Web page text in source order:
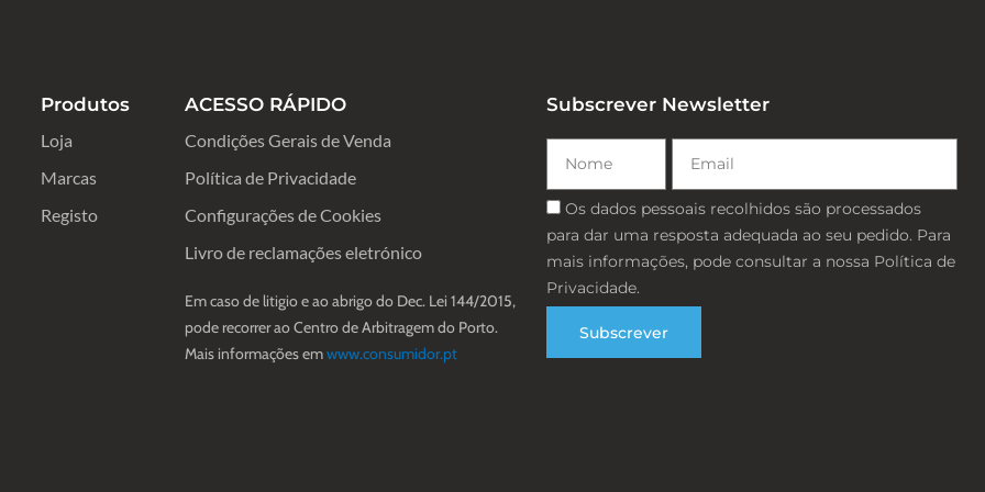
Produtos
Loja
Marcas
Registo
ACESSO RÁPIDO
Condições Gerais de Venda
Política de Privacidade
Configurações de Cookies
Livro de reclamações eletrónico
Em caso de litigio e ao abrigo do Dec. Lei 144/2015,
pode recorrer ao Centro de Arbitragem do Porto.
Mais informações emwww.consumidor.pt
Subscrever Newsletter
Consentimento
Os dados pessoais recolhidos são processados ​​
para dar uma resposta adequada ao seu pedido. Para
mais informações, pode consultar a nossa Política de
Privacidade.
Subscrever